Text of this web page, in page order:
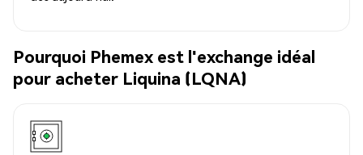
Pourquoi Phemex est l'exchange idéal
pour acheter Liquina (LQNA)